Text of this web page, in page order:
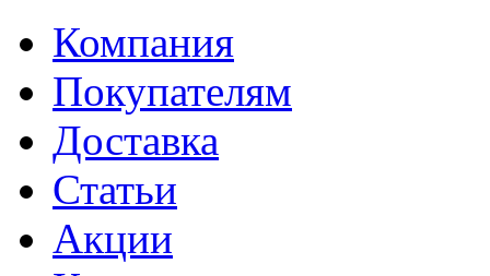
Компания
Покупателям
Доставка
Статьи
Акции